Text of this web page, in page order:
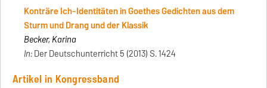
Konträre Ich-Identitäten in Goethes Gedichten aus dem
Sturm und Drang und der Klassik
Becker, Karina
In:Der Deutschunterricht 5 (2013) S. 1424
Artikel in Kongressband